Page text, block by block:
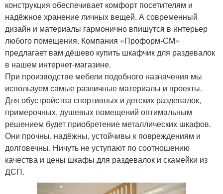
конструкция обеспечивает комфорт посетителям и
надёжное хранение личных вещей. А современный
дизайн и материалы гармонично впишутся в интерьер
любого помещения. Компания «Проформ-СМ»
предлагает вам дёшево купить шкафчик для раздевалок
в нашем интернет-магазине.
При производстве мебели подобного назначения мы
используем самые различные материалы и проекты.
Для обустройства спортивных и детских раздевалок,
примерочных, душевых помещений оптимальным
решением будет приобретение металлических шкафов.
Они прочны, надёжны, устойчивы к повреждениям и
долговечны. Ничуть не уступают по соотношению
качества и цены шкафы для раздевалок и скамейки из
ДСП.